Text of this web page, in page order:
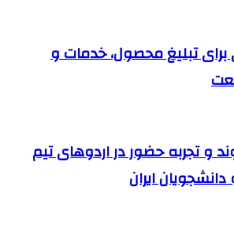
تبلیغ محصول، خدمات و
و تجربه حضور در اردوهای تیم
ایران